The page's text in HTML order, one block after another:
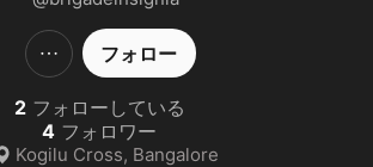
フォロー
2 フォローしている
4 フォロワー
Kogilu Cross, Bangalore